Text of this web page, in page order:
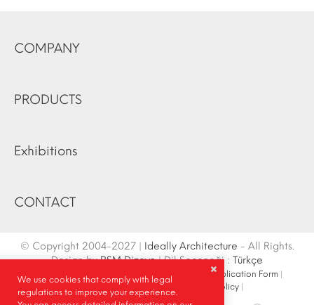
COMPANY
PRODUCTS
Exhibitions
CONTACT
© Copyright 2004-2027 | Ideally Architecture - All Rights.
Design byRSM Dizayn| Dil Seçeneği : Türkçe
Contact Info | Site Map Fair Stand Application Form
| Social Media Privacy Policy
We use cookies that comply with legal
regulations to improve your experience.